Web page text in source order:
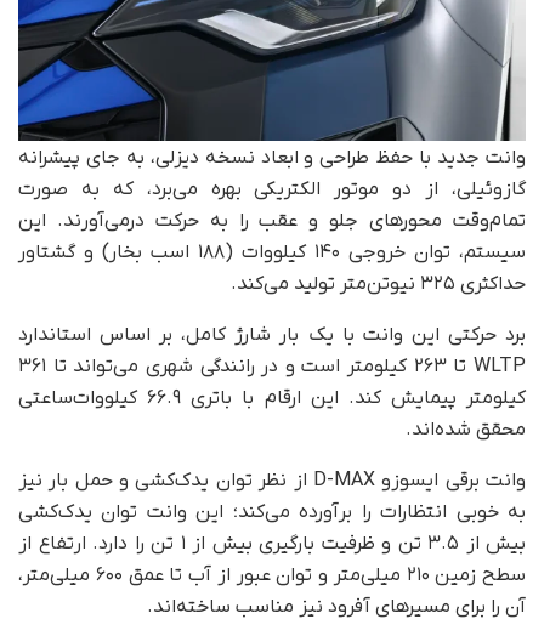
وانت جدید با حفظ طراحی و ابعاد نسخه دیزلی، به جای پیشرانه
گازوئیلی، از دو موتور الکتریکی بهره می‌برد، که به صورت
تمام‌وقت محورهای جلو و عقب را به حرکت درمی‌آورند. این
سیستم، توان خروجی ۱۴۰ کیلووات (۱۸۸ اسب بخار) و گشتاور
حداکثری ۳۲۵ نیوتن‌متر تولید می‌کند.
برد حرکتی این وانت با یک بار شارژ کامل، بر اساس استاندارد
WLTP تا ۲۶۳ کیلومتر است و در رانندگی شهری می‌تواند تا ۳۶۱
کیلومتر پیمایش کند. این ارقام با باتری ۶۶.۹ کیلووات‌ساعتی
محقق شده‌اند.
وانت برقی ایسوزو D-MAX از نظر توان یدک‌کشی و حمل بار نیز
به خوبی انتظارات را برآورده می‌کند؛ این وانت توان یدک‌کشی
بیش از ۳.۵ تن و ظرفیت بارگیری بیش از ۱ تن را دارد. ارتفاع از
سطح زمین ۲۱۰ میلی‌متر و توان عبور از آب تا عمق ۶۰۰ میلی‌متر،
آن را برای مسیرهای آفرود نیز مناسب ساخته‌اند.